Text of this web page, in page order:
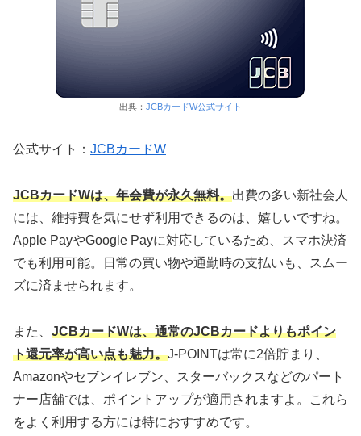
出典： JCBカードW公式サイト
公式サイト： JCBカードW
JCBカードWは、年会費が永久無料。出費の多い新社会人
には、維持費を気にせず利用できるのは、嬉しいですね。
Apple PayやGoogle Payに対応しているため、スマホ決済
でも利用可能。日常の買い物や通勤時の支払いも、スムー
ズに済ませられます。
また、 JCBカードWは、通常のJCBカードよりもポイン
ト還元率が高い点も魅力。J-POINTは常に2倍貯まり、
Amazonやセブンイレブン、スターバックスなどのパート
ナー店舗では、ポイントアップが適用されますよ。これら
をよく利用する方には特におすすめです。